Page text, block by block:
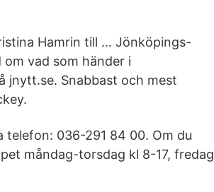
Hamrin till … Jönköpings-
vad som händer i
jnytt.se. Snabbast och mest
telefon: 036-291 84 00. Om du
måndag-torsdag kl 8-17, fredag